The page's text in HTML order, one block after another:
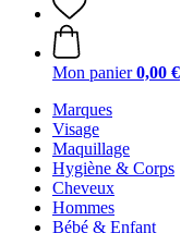
Mon panier 0,00 €
Marques
Visage
Maquillage
Hygiène & Corps
Cheveux
Hommes
Bébé & Enfant